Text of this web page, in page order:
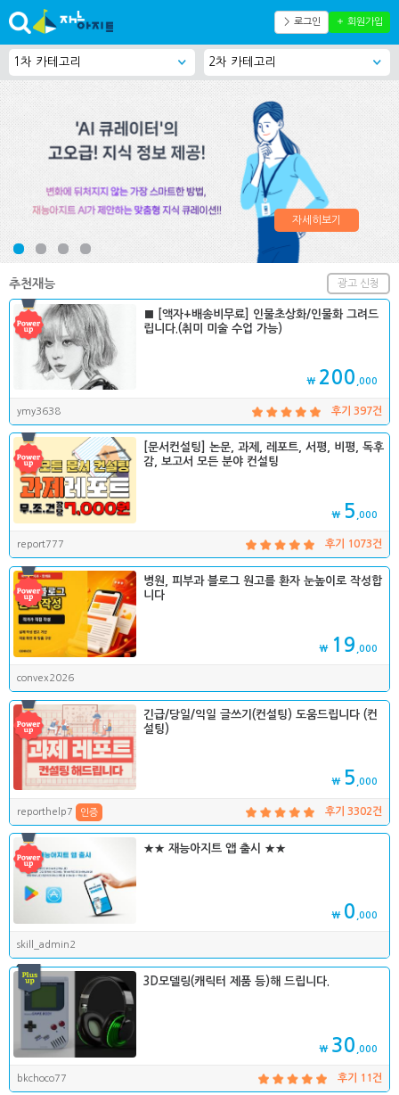
＞ 로그인 ＋ 회원가입
자세히보기
광고 신청
추천재능
■ [액자+배송비무료] 인물초상화/인물화 그려드
립니다.(취미 미술 수업 가능)
₩ 200 ,000
ymy3638 후기 397건
[문서컨설팅] 논문, 과제, 레포트, 서평, 비평, 독후
감, 보고서 모든 분야 컨설팅
₩ 5 ,000
report777 후기 1073건
병원, 피부과 블로그 원고를 환자 눈높이로 작성합
니다
₩ 19 ,000
convex2026
긴급/당일/익일 글쓰기(컨설팅) 도움드립니다 (컨
설팅)
₩ 5 ,000
reporthelp7 인증 후기 3302건
★★ 재능아지트 앱 출시 ★★
₩ 0 ,000
skill_admin2
3D모델링(캐릭터 제품 등)해 드립니다.
₩ 30 ,000
bkchoco77 후기 11건